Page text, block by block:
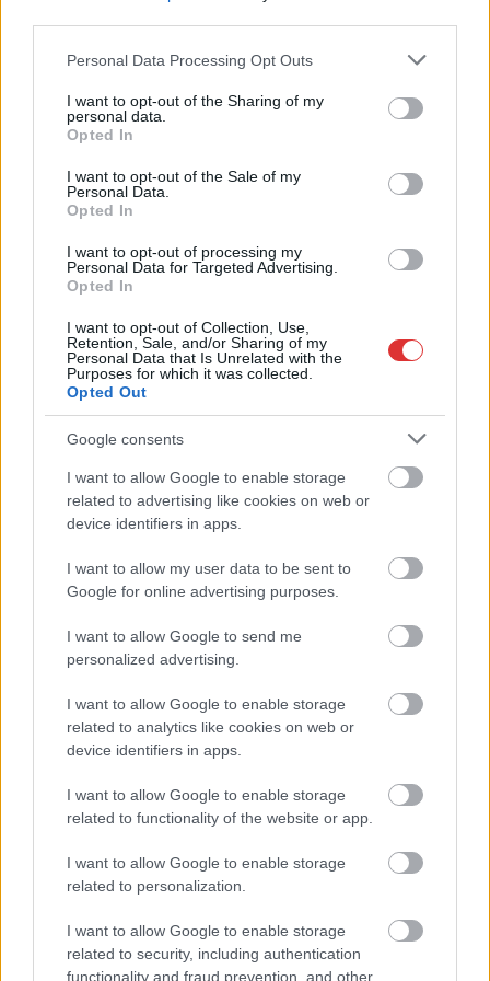
Please note that this website/app uses one or more Google
not limited to your visit or usage behaviour. You may click to
grant or deny consent to Google and its third-party tags to
use your data for below specified purposes in below Google
consent section.
Personal Data Processing Opt Outs
I want to opt-out of the Sharing of my
personal data.
Opted In
I want to opt-out of the Sale of my
Personal Data.
Opted In
I want to opt-out of processing my
Personal Data for Targeted Advertising.
Opted In
I want to opt-out of Collection, Use,
Retention, Sale, and/or Sharing of my
Personal Data that Is Unrelated with the
Purposes for which it was collected.
Opted Out
Google consents
I want to allow Google to enable storage
related to advertising like cookies on web or
device identifiers in apps.
I want to allow my user data to be sent to
Google for online advertising purposes.
I want to allow Google to send me
personalized advertising.
I want to allow Google to enable storage
related to analytics like cookies on web or
device identifiers in apps.
I want to allow Google to enable storage
related to functionality of the website or app.
I want to allow Google to enable storage
related to personalization.
I want to allow Google to enable storage
related to security, including authentication
functionality and fraud prevention, and other
Hírlevél feliratkozás
Adja meg keresztnevét:
Adja
meg e-mail címét:
Megismertem és elfogadom aGDPR-szabályzatot
Nem szeretne lemaradni semmiről? Csak egy kattintás, és hírlevelünk a
legfrissebb információkkal és exkluzív tartalmakkal hétről hétre
postaládájába érkezik!
A SZOL24 legfrissebb 24 cikke
Szolnokon egy kulcsfontosságú körforgalmat részlegesen
lezárnak a napokban, a közlekedés az átlagost is meghaladó
mértékben lebénul
Elromlott a biztosítóberendezés a ceglédi vasútvonalon,
alapos késések alakultak ki a menetrendhez képest,
Ön szerint hogy készül a hamisítatlan szolnoki habos isler?
Országos ellenőrzés indult a hazai akkumulátoripari
üzemekben